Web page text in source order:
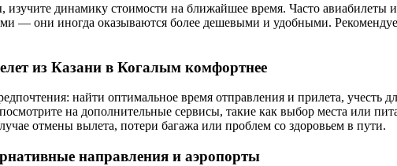
динамику стоимости на ближайшее время. Часто
— они иногда оказываются более дешевыми и удобными.
из Казани в Когалым комфортнее
найти оптимальное время отправления и прилета, учесть
на дополнительные сервисы, такие как выбор места или
отмены вылета, потери багажа или проблем со здоровьем в пути.
направления и аэропорты